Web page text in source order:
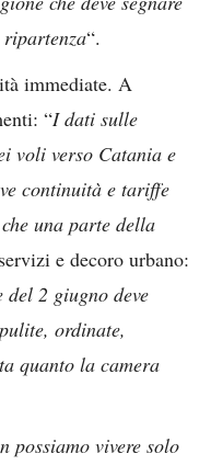
“.
immediate. A
“I dati sulle
voli verso Catania e
continuità e tariffe
una parte della
e decoro urbano:
2 giugno deve
ordinate,
quanto la camera
possiamo vivere solo